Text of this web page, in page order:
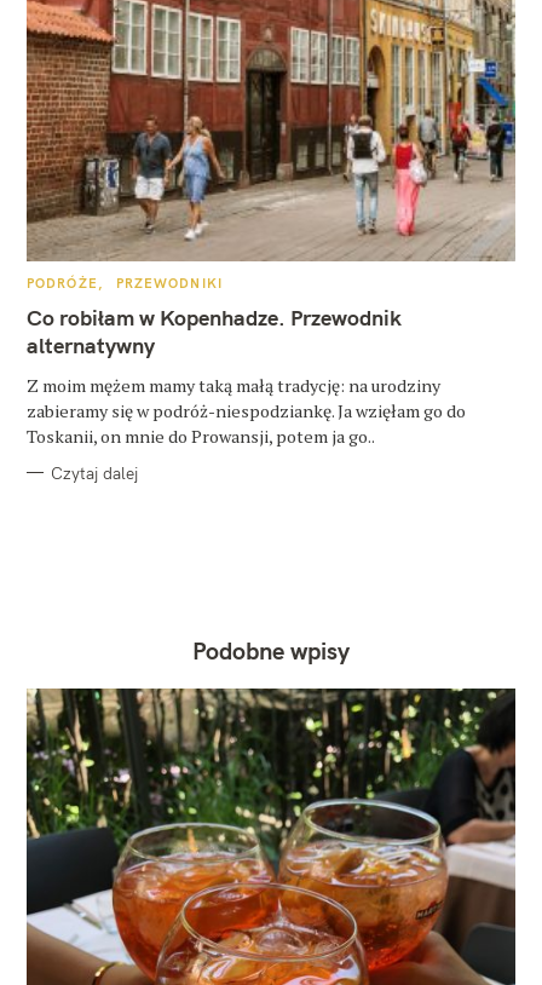
K
T
E
G
O
I
PODRÓŻE PRZEWODNIKI
Co robiłam w Kopenhadze. Przewodnik
alternatywny
Z moim mężem mamy taką małą tradycję: na urodziny
zabieramy się w podróż-niespodziankę. Ja wzięłam go do
Toskanii, on mnie do Prowansji, potem ja go..
Czytaj dalej
Podobne wpisy